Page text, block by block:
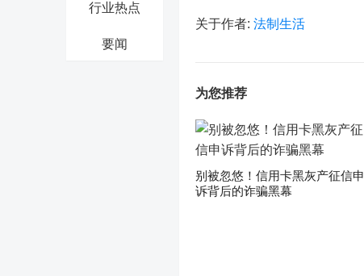
行业热点
要闻
关于作者: 法制生活
为您推荐
别被忽悠！信用卡黑灰产征信申
诉背后的诈骗黑幕